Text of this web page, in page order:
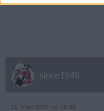
since1948
21. März 2025 um 20:58